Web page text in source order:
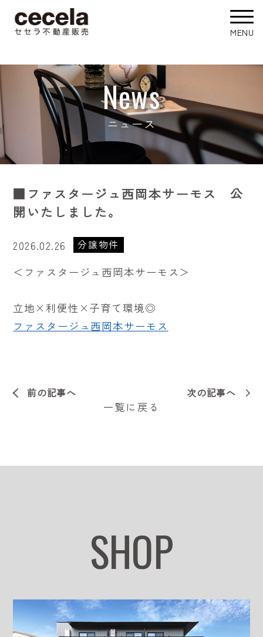
News
ニュース
■ファスタージュ西岡本サーモス 公
開いたしました。
2026.02.26 分譲物件
＜ファスタージュ西岡本サーモス＞
立地×利便性×子育て環境◎
ファスタージュ西岡本サーモス
前の記事へ 次の記事へ
一覧に戻る
SHOP